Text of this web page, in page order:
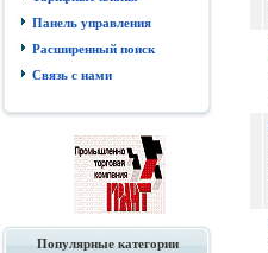
Панель управления
Расширенный поиск
Связь с нами
Популярные категории